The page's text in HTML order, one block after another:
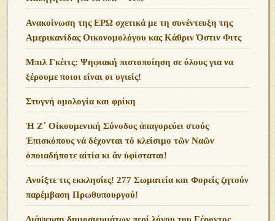
Ανακοίνωση της ΕΡΩ σχετικά με τη συνέντευξη της
Αμερικανίδας Οικονομολόγου κας Κάθριν Όστιν Φιτς
Μπιλ Γκέιτς: Ψηφιακή πιστοποίηση σε όλους για να
ξέρουμε ποιοι είναι οι υγιείς!
Στυγνή ομολογία και φρίκη
Ἡ Ζ΄ Οἰκουμενική Σύνοδος ἀπαγορεύει στούς
Ἐπισκόπους νά δέχονται τό κλείσιμο τῶν Ναῶν
ὁποιαδήποτε αἰτία κι ἄν ὑφίσταται!
Ανoίξτε τις εκκλησίες! 277 Σωματεία και Φορείς ζητούν
παρέμβαση Πρωθυπουργού!
Διάψευση δημοσιευμάτων περί λόγου του Γέροντος